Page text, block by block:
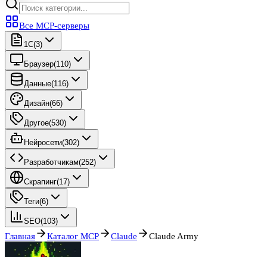
Все MCP-серверы
1C(3)
Браузер(110)
Данные(116)
Дизайн(66)
Другое(530)
Нейросети(302)
Разработчикам(252)
Скрапинг(17)
Теги(6)
SEO(103)
Главная Каталог MCP Claude Claude Army